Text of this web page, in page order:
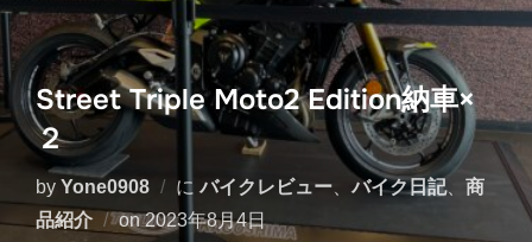
キ
Street Triple Moto2 Edition納車×
２
by Yone0908 にバイクレビュー 、バイク日記、 商
品紹介
on投
2023年8月4日